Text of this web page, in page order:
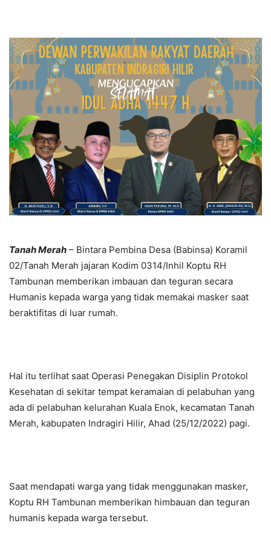
Tanah Merah – Bintara Pembina Desa (Babinsa) Koramil
02/Tanah Merah jajaran Kodim 0314/Inhil Koptu RH
Tambunan memberikan imbauan dan teguran secara
Humanis kepada warga yang tidak memakai masker saat
beraktifitas di luar rumah.
Hal itu terlihat saat Operasi Penegakan Disiplin Protokol
Kesehatan di sekitar tempat keramaian di pelabuhan yang
ada di pelabuhan kelurahan Kuala Enok, kecamatan Tanah
Merah, kabupaten Indragiri Hilir, Ahad (25/12/2022) pagi.
Saat mendapati warga yang tidak menggunakan masker,
Koptu RH Tambunan memberikan himbauan dan teguran
humanis kepada warga tersebut.